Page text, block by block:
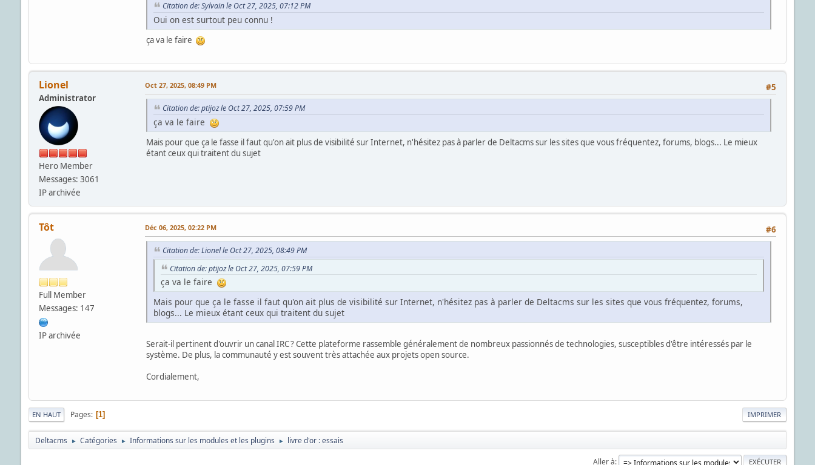
Citation de: Sylvain le Oct 27, 2025, 07:12 PM
Oui on est surtout peu connu !
ça va le faire
Lionel
Administrator
Hero Member
Messages: 3061
IP archivée
#5
Oct 27, 2025, 08:49 PM
Citation de: ptijoz le Oct 27, 2025, 07:59 PM
ça va le faire
Mais pour que ça le fasse il faut qu'on ait plus de visibilité sur Internet, n'hésitez pas à parler de Deltacms sur les sites que vous fréquentez, forums, blogs... Le mieux
étant ceux qui traitent du sujet
Tôt
Full Member
Messages: 147
IP archivée
#6
Déc 06, 2025, 02:22 PM
Citation de: Lionel le Oct 27, 2025, 08:49 PM
Citation de: ptijoz le Oct 27, 2025, 07:59 PM
ça va le faire
Mais pour que ça le fasse il faut qu'on ait plus de visibilité sur Internet, n'hésitez pas à parler de Deltacms sur les sites que vous fréquentez, forums,
blogs... Le mieux étant ceux qui traitent du sujet
Serait-il pertinent d'ouvrir un canal IRC ? Cette plateforme rassemble généralement de nombreux passionnés de technologies, susceptibles d'être intéressés par le
système. De plus, la communauté y est souvent très attachée aux projets open source.
Cordialement,
IMPRIMER
EN HAUT Pages 1
Deltacms ► Catégories ► Informations sur les modules et les plugins ► livre d'or : essais
Aller à